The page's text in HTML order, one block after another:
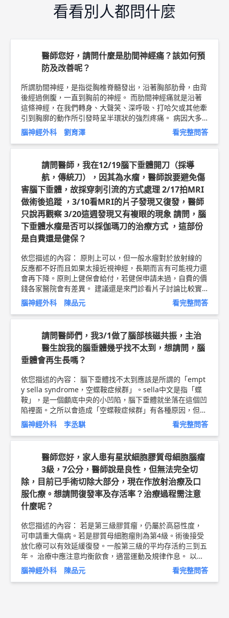
看看別人都問什麼
醫師您好，請問什麼是肋間神經痛？該如何預
防及改善呢？
所謂肋間神經，是指從胸椎脊髓發出，沿著胸部肋骨，由背
後經過側腹，一直到胸前的神經。 而肋間神經痛就是沿著
這條神經，在我們轉身、大聲笑、深呼吸、打哈欠或其他牽
引到胸廓的動作所引發時呈半環狀的強烈疼痛。 病因大多
病毒感染或外傷有關。像大家熟知的“皮蛇”、“帶狀皰疹”，
最常見的形式就是沿著肋間神經引發疼痛與皮膚病灶。而脊
椎、肋骨的損傷，肋間肌的筋膜炎、胸椎關節退化(較少)
等，也會引起相關症狀。其他如脊髓腫瘤也可能壓迫肋間神
經而造成疼痛。但很多時候，並不見得會有個明顯或特別的
病因。病程可持續幾小時或幾天，但可復發，常在數月內自
愈，個別可持續數年。 預防方式無他，隨時注意自己的姿
勢(包括站姿、坐姿等)、運動前足夠的暖身運動等。 至於改
善方法......只能說時間是最好的解藥，所有的藥物，都是以
消炎止痛為主，包括貼布、口服藥物、局部注射等。當然，
如果有明顯的致病原因，包括骨折、病毒感染、甚至腫瘤，
將這些病因去除後，症狀也可以獲得一定程度的緩解。 以
念醫院 急重症神經外科 主治醫師 劉育澤 問8健康新聞網 ►
https://goo.gl/thHdOq
問8 Facebook ►https://goo.gl/
UZt42U問8 醫學動畫 ►https://goo.gl/Fo1lHQ
腦神經外科 劉育澤 看完整問答
請問醫師，我在12/19腦下垂體開刀（採導
航，傳統刀），因其為水瘤，醫師說要避免傷
害腦下垂體，故採穿刺引流的方式處理 2/17拍MRI
做術後追蹤 ，3/10看MRI的片子發現又復發，醫師
只說再觀察 3/20這週發現又有複眼的現象 請問，腦
下垂體水瘤是否可以採伽瑪刀的治療方式 ，這部份
是自費還是健保？
依您描述的內容： 原則上可以，但一般水瘤對於放射線的
反應都不好而且如果太接近視神經，長期而言有可能視力還
會再下降。原則上健保會給付，若健保申請未過，自費的價
錢各家醫院會有差異。 建議還是來門診看片子討論比較實
際 以上純係觀念交流，一切以醫師實際看診為準。 林口長
庚紀念醫院 腦神經外科 副教授 陳品元 問8健康新聞網 ►h
ttps://goo.gl/thHdOq
問8 Facebook ►https://goo.gl/U
問8 醫學動畫 ► https://goo.gl/Fo1lHQ
腦神經外科 陳品元 看完整問答
請問醫師們，我3/1做了腦部核磁共振，主治
醫生說我的腦垂體幾乎找不太到，想請問，腦
垂體會再生長嗎？
依您描述的內容： 腦下垂體找不太到應該是所謂的「empt
y sella syndrome，空蝶鞍症候群」。sella中文是指「蝶
鞍」，是一個顱底中央的小凹陷，腦下垂體就坐落在這個凹
陷裡面。之所以會造成「空蝶鞍症候群」有各種原因，但是
如果核磁共振上面沒看到明顯病理異常，而且臨床沒什麼嚴
重或困擾的症狀，一般觀察即可。 至於腦下垂體一般沒辦
法再生長了，但是如上所述，除非有頭痛、視力模糊、內分
泌失常等等問題才需要治療。 可再詢問您的主治醫師。 以
上純係觀念交流，一切以醫師實際看診為準。 林口長庚紀
念醫院 神經外科 助理教授 李丞騏 問8健康新聞網 ►http
s://goo.gl/thHdOq
問8 Facebook ►https://goo.gl/UZt4
2U問8 醫學動畫 ►https://goo.gl/Fo1lHQ
腦神經外科 李丞騏 看完整問答
醫師您好，家人患有星狀細胞膠質母細胞腦瘤
3級，7公分，醫師說是良性，但無法完全切
除，目前已手術切除大部分，現在作放射治療及口
服化療。想請問復發率及存活率？治療過程需注意
什麼呢？
依您描述的內容： 若是第三級膠質瘤，仍屬於高惡性度，
可申請重大傷病。若是膠質母細胞瘤則為第4級。術後接受
放化療可以有效延緩復發。一般第三級的平均存活約三到五
年。 治療中應注意均衡飲食，適當運動及規律作息。 以上
純係觀念交流，一切以醫師實際看診為準。 林口長庚紀念
醫院 腦神經外科 副教授 陳品元 問8健康新聞網 ►https://
腦神經外科 陳品元 看完整問答